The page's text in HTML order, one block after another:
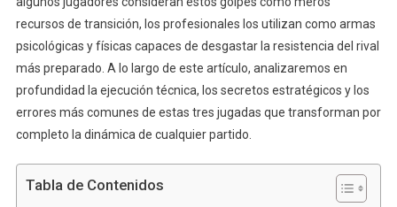
recursos de transición, los profesionales los utilizan como armas
psicológicas y físicas capaces de desgastar la resistencia del rival
más preparado. A lo largo de este artículo, analizaremos en
profundidad la ejecución técnica, los secretos estratégicos y los
errores más comunes de estas tres jugadas que transforman por
completo la dinámica de cualquier partido.
Tabla de Contenidos